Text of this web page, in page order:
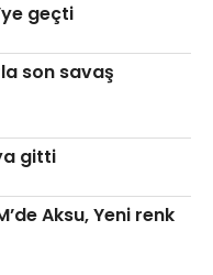
geçti
son savaş
gitti
Aksu, Yeni renk